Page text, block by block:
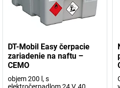
DT-Mobil Easy čerpacie
zariadenie na naftu –
CEMO
objem 200 l, s